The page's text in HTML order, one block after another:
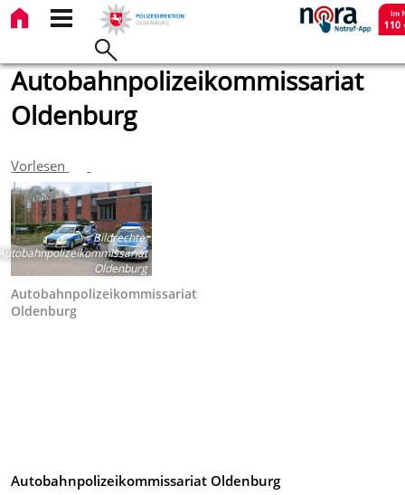
Autobahnpolizeikommissariat
Oldenburg
Vorlesen
Bildrechte:
Oldenburg
Autobahnpolizeikommissariat
Oldenburg
Autobahnpolizeikommissariat Oldenburg